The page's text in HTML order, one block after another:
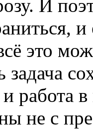
И
это
задача
и работа
не с